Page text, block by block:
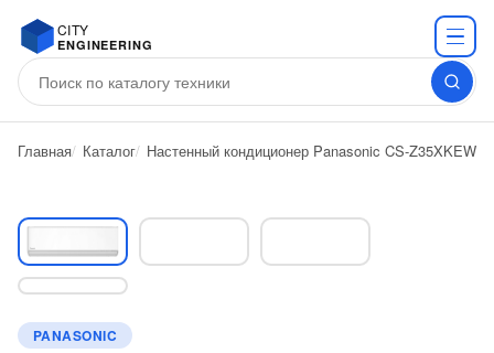
CITY
ENGINEERING
Главная Каталог Настенный кондиционер Panasonic CS-Z35XKEW
PANASONIC